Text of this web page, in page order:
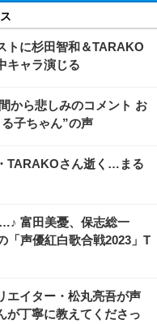
トに杉田智和＆TARAKO
キャラ演じる
から悲しみのコメント お
子ちゃん”の声
TARAKOさん逝く…まる
富田美憂、保志総一
「声優紅白歌合戦2023」T
エイター・松丸亮吾が声
が丁寧に教えてくださっ